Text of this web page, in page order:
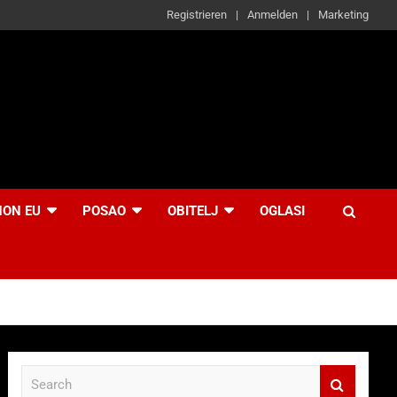
Registrieren Anmelden Marketing
EU POSAO OBITELJ OGLASI